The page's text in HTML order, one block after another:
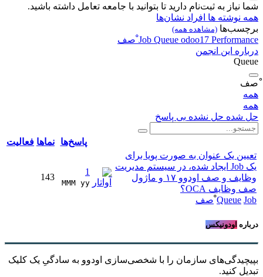
شما نیاز به ثبت‌نام دارید تا بتوانید با جامعه تعامل داشته باشید.
همه نوشته ها افراد نشان‌ها
برچسب‌ها (مشاهده همه)
Job Queue odoo17 Performance
ْصف
درباره این انجمن
Queue
ْصف
همه
همه
حل شده حل نشده بی پاسخ
پاسخ‌ها نماها فعالیت
تعیین یک عنوان به صورت پویا برای
یک Job ایجاد شده، در سیستم مدیریت
وظایف و صف اودوو ۱۷ و ماژول
صف وظایف OCA؟
Queue Job ْصف
1
MMM yy
143
درباره اودونیکس
بپیچیدگی‌های سازمان را با شخصی‌سازی اودوو به سادگیِ یک کلیک
تبدیل کنید.